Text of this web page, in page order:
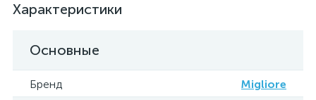
Характеристики
Основные
Бренд Migliore